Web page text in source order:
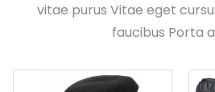
vitae purus Vitae eget
faucibus Porta